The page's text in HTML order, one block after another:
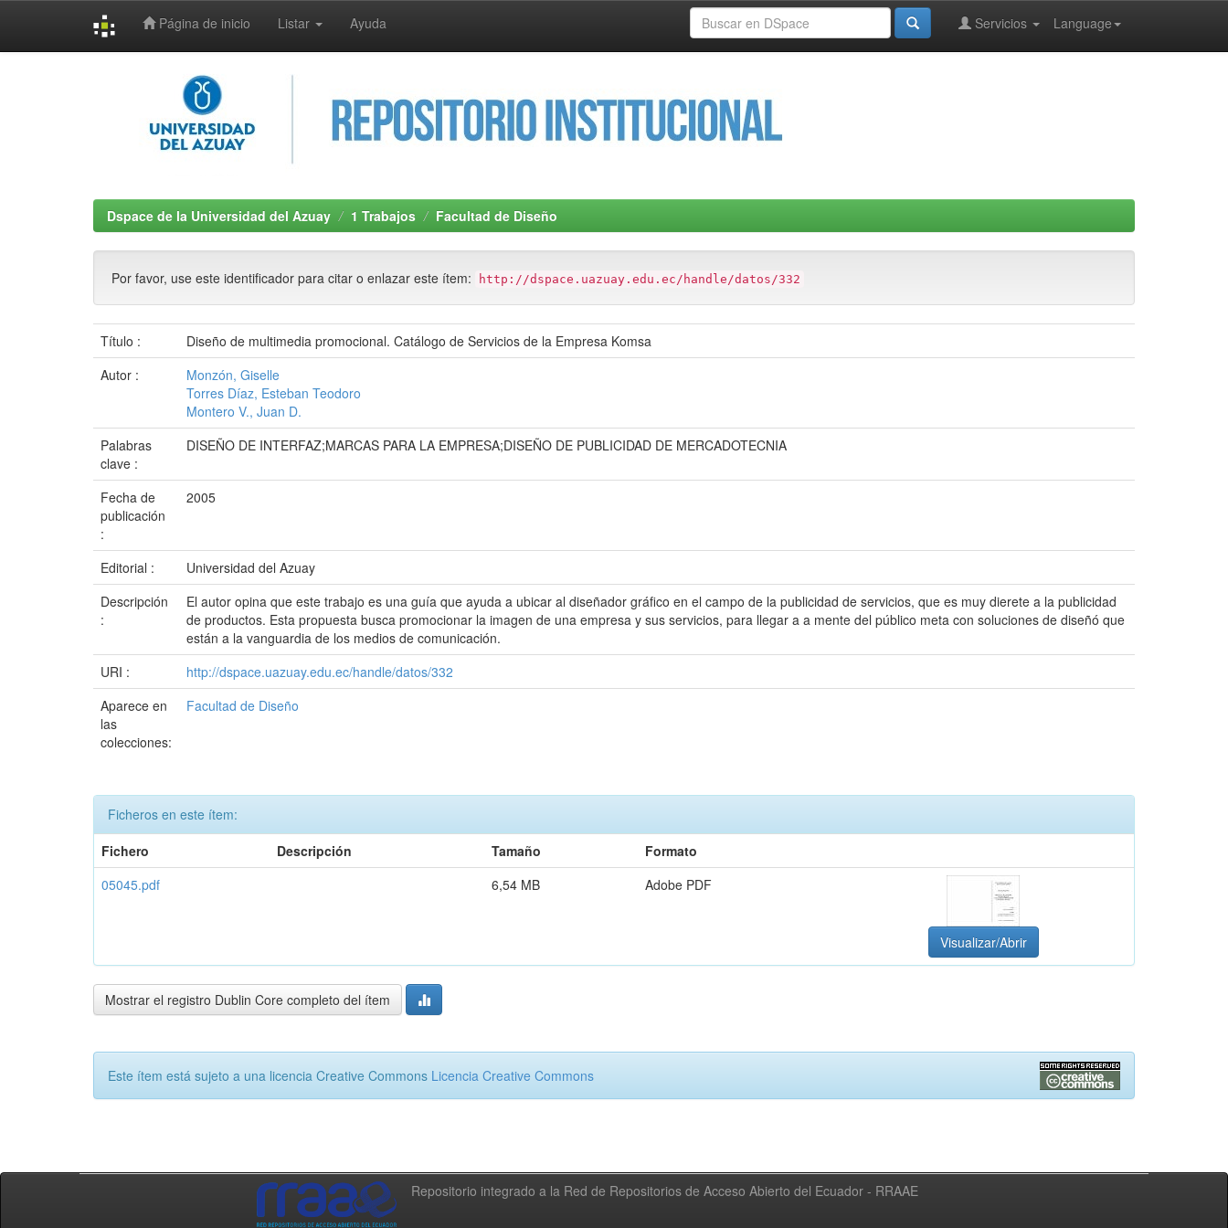
Página de inicio Listar Ayuda Language
Servicios
Dspace de la Universidad del Azuay 1 Trabajos Facultad de Diseño
Por favor, use este identificador para citar o enlazar este ítem: http://dspace.uazuay.edu.ec/handle/datos/332
Título :
Diseño de multimedia promocional. Catálogo de Servicios de la Empresa Komsa
Autor :
Monzón, Giselle
Torres Díaz, Esteban Teodoro
Montero V., Juan D.
Palabras
clave :
DISEÑO DE INTERFAZ;MARCAS PARA LA EMPRESA;DISEÑO DE PUBLICIDAD DE MERCADOTECNIA
Fecha de
publicación
:
2005
Editorial :
Universidad del Azuay
Descripción
:
El autor opina que este trabajo es una guía que ayuda a ubicar al diseñador gráfico en el campo de la publicidad de servicios, que es muy dierete a la publicidad
de productos. Esta propuesta busca promocionar la imagen de una empresa y sus servicios, para llegar a a mente del público meta con soluciones de diseñó que
están a la vanguardia de los medios de comunicación.
URI :
http://dspace.uazuay.edu.ec/handle/datos/332
Aparece en
las
colecciones:
Facultad de Diseño
Ficheros en este ítem:
Fichero
Descripción Tamaño
Formato
05045.pdf
6,54 MB Adobe PDF
Visualizar/Abrir
Mostrar el registro Dublin Core completo del ítem
Este ítem está sujeto a una licencia Creative Commons Licencia Creative Commons
Repositorio integrado a la Red de Repositorios de Acceso Abierto del Ecuador - RRAAE